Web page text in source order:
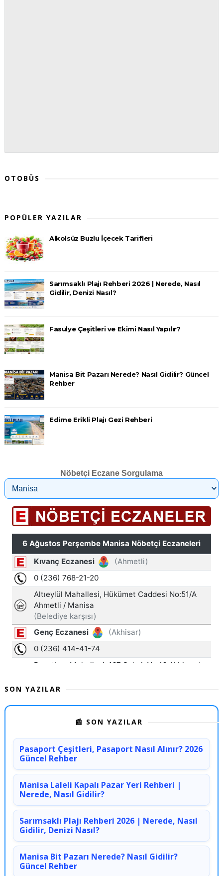
OTOBÜS
POPÜLER YAZILAR
Alkolsüz Buzlu İçecek Tarifleri
Sarımsaklı Plajı Rehberi 2026 | Nerede, Nasıl
Gidilir, Denizi Nasıl?
Fasulye Çeşitleri ve Ekimi Nasıl Yapılır?
Manisa Bit Pazarı Nerede? Nasıl Gidilir? Güncel
Rehber
Edirne Erikli Plajı Gezi Rehberi
Nöbetçi Eczane Sorgulama
SON YAZILAR
📰 SON YAZILAR
Pasaport Çeşitleri, Pasaport Nasıl Alınır? 2026
Güncel Rehber
Manisa Laleli Kapalı Pazar Yeri Rehberi |
Nerede, Nasıl Gidilir?
Sarımsaklı Plajı Rehberi 2026 | Nerede, Nasıl
Gidilir, Denizi Nasıl?
Manisa Bit Pazarı Nerede? Nasıl Gidilir?
Güncel Rehber